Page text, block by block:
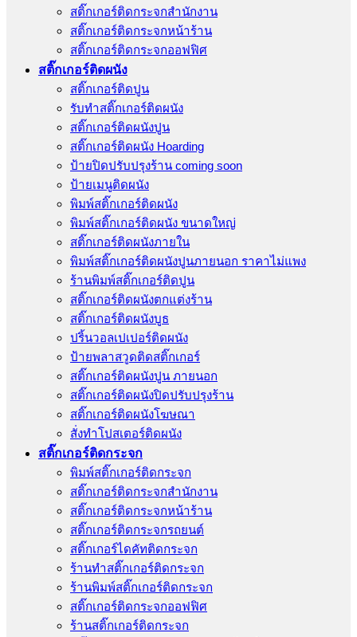
สติ๊กเกอร์ติดกระจกสำนักงาน
สติ๊กเกอร์ติดกระจกหน้าร้าน
สติ๊กเกอร์ติดกระจกออฟฟิศ
สติ๊กเกอร์ติดผนัง
สติ๊กเกอร์ติดปูน
รับทำสติ๊กเกอร์ติดผนัง
สติ๊กเกอร์ติดผนังปูน
สติ๊กเกอร์ติดผนัง Hoarding
ป้ายปิดปรับปรุงร้าน coming soon
ป้ายเมนูติดผนัง
พิมพ์สติ๊กเกอร์ติดผนัง
พิมพ์สติ๊กเกอร์ติดผนัง ขนาดใหญ่
สติ๊กเกอร์ติดผนังภายใน
พิมพ์สติ๊กเกอร์ติดผนังปูนภายนอก ราคาไม่แพง
ร้านพิมพ์สติ๊กเกอร์ติดปูน
สติ๊กเกอร์ติดผนังตกแต่งร้าน
สติ๊กเกอร์ติดผนังบูธ
ปริ้นวอลเปเปอร์ติดผนัง
ป้ายพลาสวูดติดสติ๊กเกอร์
สติ๊กเกอร์ติดผนังปูน ภายนอก
สติ๊กเกอร์ติดผนังปิดปรับปรุงร้าน
สติ๊กเกอร์ติดผนังโฆษณา
สั่งทําโปสเตอร์ติดผนัง
สติ๊กเกอร์ติดกระจก
พิมพ์สติ๊กเกอร์ติดกระจก
สติ๊กเกอร์ติดกระจกสำนักงาน
สติ๊กเกอร์ติดกระจกหน้าร้าน
สติ๊กเกอร์ติดกระจกรถยนต์
สติ๊กเกอร์ไดคัทติดกระจก
ร้านทําสติ๊กเกอร์ติดกระจก
ร้านพิมพ์สติ๊กเกอร์ติดกระจก
สติ๊กเกอร์ติดกระจกออฟฟิศ
ร้านสติ๊กเกอร์ติดกระจก